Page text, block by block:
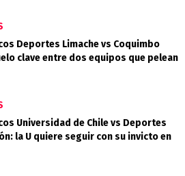
Deportes Limache vs Coquimbo
clave entre dos equipos que pelean
Universidad de Chile vs Deportes
la U quiere seguir con su invicto en